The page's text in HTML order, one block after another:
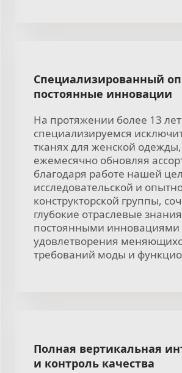
Специализированный
постоянные инновации
На протяжении более 13
специализируемся
тканях для женской одежды,
ежемесячно обновляя
благодаря работе нашей
исследовательской и
конструкторской группы,
глубокие отраслевые
постоянными инновациями
удовлетворения
требований моды и
Полная вертикальная
и контроль качества